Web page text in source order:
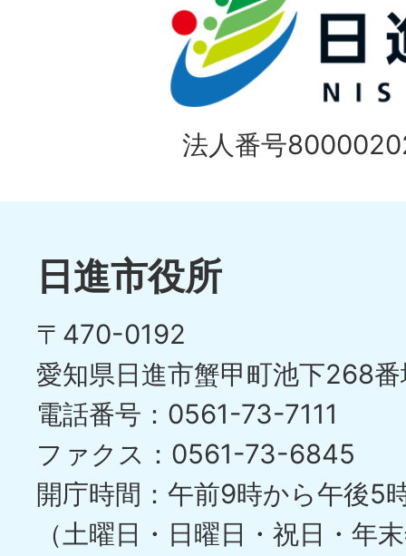
法人番号
日進市役所
〒470-0192
愛知県日進市蟹甲町池下268
電話番号：0561-73-7111
ファクス：0561-73-6845
開庁時間：午前9時から午後5
（土曜日・日曜日・祝日・年